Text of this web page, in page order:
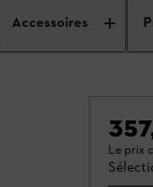
Accessoires
Le prix